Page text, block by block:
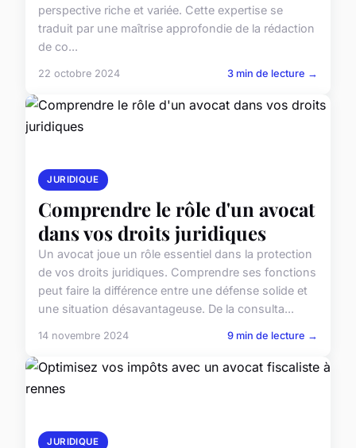
perspective riche et variée. Cette expertise se
traduit par une maîtrise approfondie de la rédaction
de co...
22 octobre 2024 3 min de lecture →
JURIDIQUE
Comprendre le rôle d'un avocat
dans vos droits juridiques
Un avocat joue un rôle essentiel dans la protection
de vos droits juridiques. Comprendre ses fonctions
peut faire la différence entre une défense solide et
une situation désavantageuse. De la consulta...
14 novembre 2024 9 min de lecture →
JURIDIQUE